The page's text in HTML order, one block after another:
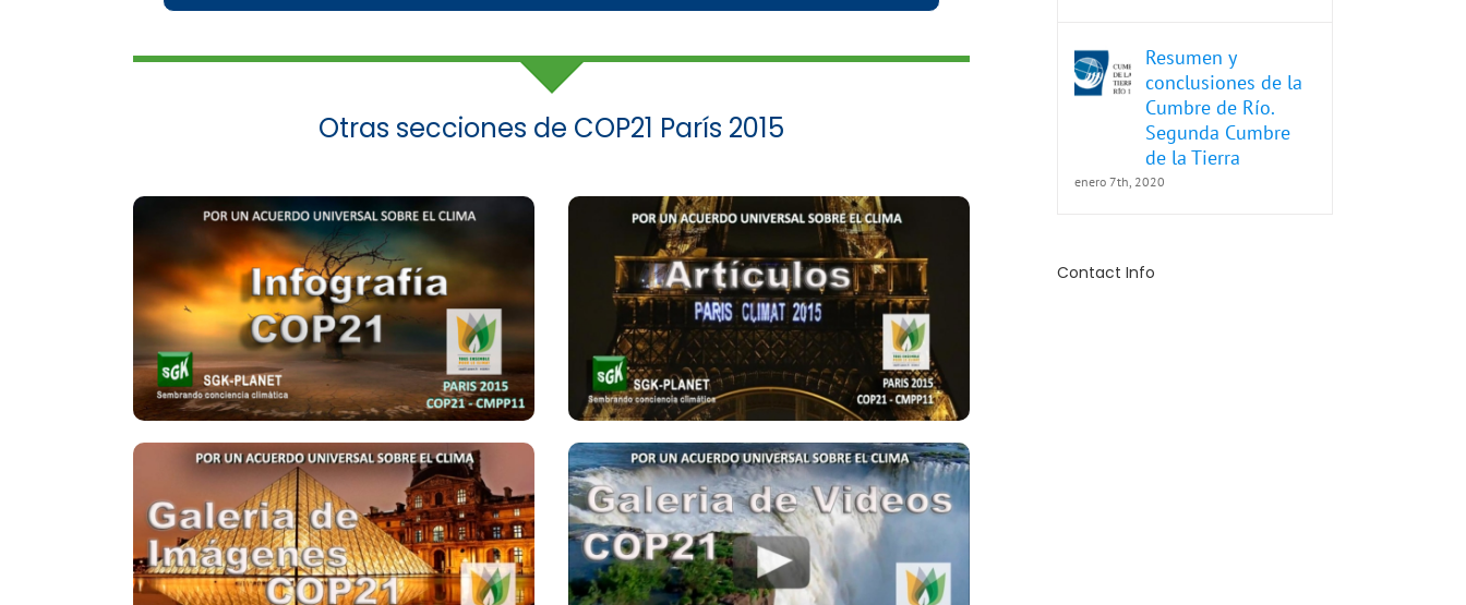
Otras secciones de COP21 París 2015
Resumen y
conclusiones de la
Cumbre de Río.
Segunda Cumbre
de la Tierra
enero 7th, 2020
Contact Info